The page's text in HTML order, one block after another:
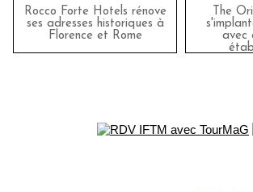
Rocco Forte Hotels rénove
ses adresses historiques à
Florence et Rome
The
avec